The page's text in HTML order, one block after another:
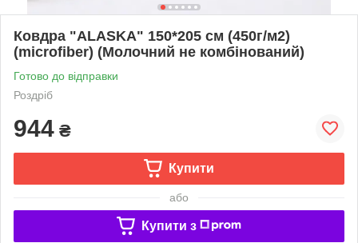
Ковдра "ALASKA" 150*205 см (450г/м2)
(microfiber) (Молочний не комбінований)
Готово до відправки
Роздріб
944 ₴
Купити
або
Купити з